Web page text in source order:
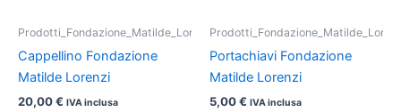
Prodotti_Fondazione_Matilde_Lorenzi
Cappellino Fondazione
Matilde Lorenzi
20,00€ IVA inclusa
Portachiavi Fondazione
Matilde Lorenzi
5,00€ IVA inclusa